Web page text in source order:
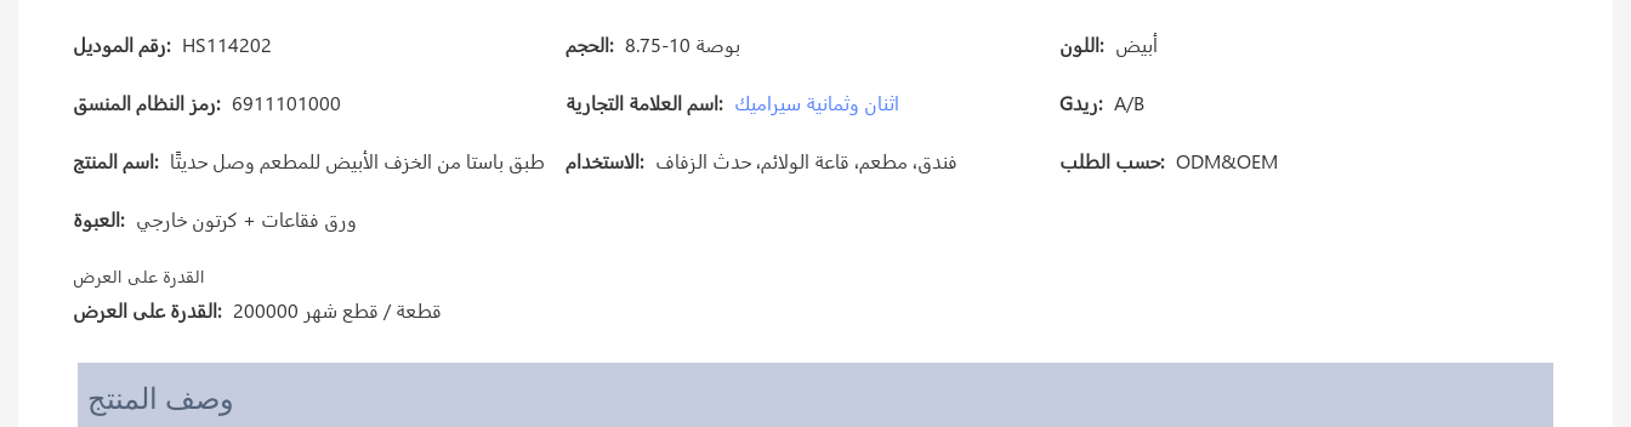
رقم الموديل: HS114202 الحجم: 8.75-10 بوصة اللون: أبيض
رمز النظام المنسق: 6911101000 اسم العلامة التجارية: اثنان وثمانية سيراميك Gريد: A/B
اسم المنتج: طبق باستا من الخزف الأبيض للمطعم وصل حديثًا الاستخدام: فندق، مطعم، قاعة الولائم، حدث الزفاف حسب الطلب: ODM&OEM
العبوة: ورق فقاعات + كرتون خارجي
القدرة على العرض
القدرة على العرض: 200000 قطعة / قطع شهر
وصف المنتج